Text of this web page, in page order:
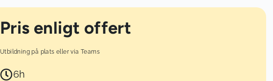
Pris enligt offert
Utbildning på plats eller via Teams
6h